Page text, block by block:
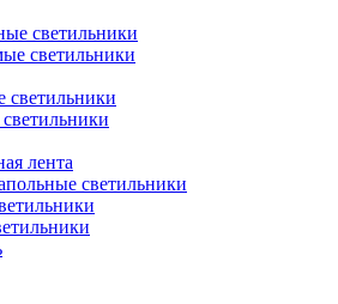
светильники
светильники
светильники
лента
светильники